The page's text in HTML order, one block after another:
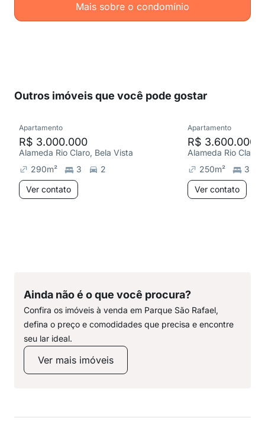
Mais sobre o condomínio
Outros imóveis que você pode gostar
Apartamento
R$ 3.000.000
Alameda Rio Claro, Bela Vista
290m² 3
2
Ver contato
Apartamento
R$ 3.600.000
Alameda Rio Claro,
250m²
3
Ver contato
Ainda não é o que você procura?
Confira os imóveis à venda em Parque São Rafael,
defina o preço e comodidades que precisa e encontre
seu lar ideal.
Ver mais imóveis